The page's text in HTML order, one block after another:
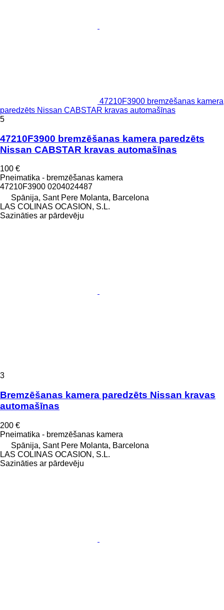
47210F3900 bremzēšanas kamera
paredzēts Nissan CABSTAR kravas automašīnas
5
47210F3900 bremzēšanas kamera paredzēts
Nissan CABSTAR kravas automašīnas
100 €
Pneimatika - bremzēšanas kamera
47210F3900 0204024487
Spānija, Sant Pere Molanta, Barcelona
LAS COLINAS OCASION, S.L.
Sazināties ar pārdevēju
3
Bremzēšanas kamera paredzēts Nissan kravas
automašīnas
200 €
Pneimatika - bremzēšanas kamera
Spānija, Sant Pere Molanta, Barcelona
LAS COLINAS OCASION, S.L.
Sazināties ar pārdevēju